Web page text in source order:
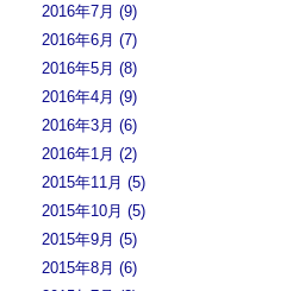
2016年7月 (9)
2016年6月 (7)
2016年5月 (8)
2016年4月 (9)
2016年3月 (6)
2016年1月 (2)
2015年11月 (5)
2015年10月 (5)
2015年9月 (5)
2015年8月 (6)